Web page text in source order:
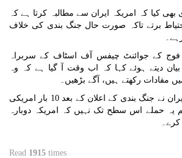
کیا کہ امریکہ ایران سے مطالبہ کرتا ہے کہ
برتے تاکہ صورت حال جنگ بندی کی خلاف
کے جوائنٹ چیفس آف اسٹاف کے سربراہ
دیتے ہوئے کہا کہ اب وقت آ گیا ہے کہ وہ
مفادات رکھتے ہیں، آگے بڑھیں۔
انہوں نے دعوی کیا کہ ایران نے جنگ بندی کے اعلان کے بعد 10 بار امریکی
یہ حملے اس سطح تک نہیں کہ امریکہ دوبارہ
کرے۔
Read 1915 times